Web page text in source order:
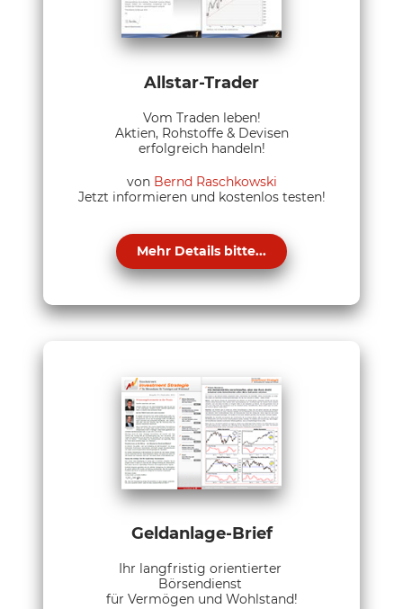
Allstar-Trader
Vom Traden leben!
Aktien, Rohstoffe & Devisen
erfolgreich handeln!
von Bernd Raschkowski
Jetzt informieren und kostenlos testen!
Mehr Details bitte...
Geldanlage-Brief
Ihr langfristig orientierter
Börsendienst
für Vermögen und Wohlstand!